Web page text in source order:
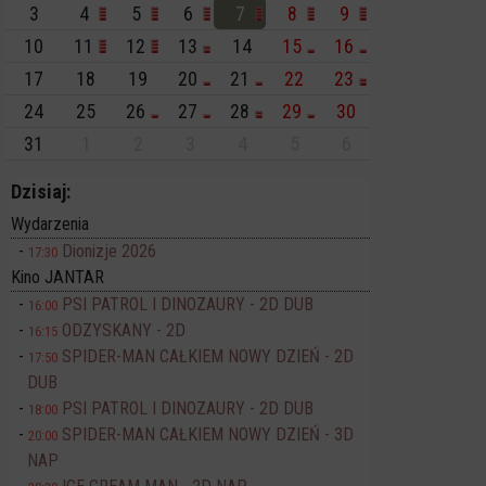
3 4 5 6 7 8
9
10
11 12 13 14 15
16
17
18 19 20 21 22
23
24
25 26 27 28 29
30
31
Dzisiaj:
Wydarzenia
17:30 Dionizje 2026
Kino JANTAR
16:00 PSI PATROL I DINOZAURY - 2D DUB
16:15 ODZYSKANY - 2D
17:50 SPIDER-MAN CAŁKIEM NOWY DZIEŃ - 2D
DUB
18:00 PSI PATROL I DINOZAURY - 2D DUB
20:00 SPIDER-MAN CAŁKIEM NOWY DZIEŃ - 3D
NAP